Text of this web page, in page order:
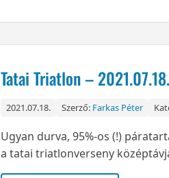
Tatai Triatlon – 2021.07.18.
2021.07.18. Szerző: Farkas Péter
Ugyan durva, 95%-os (!)
a tatai triatlonverseny